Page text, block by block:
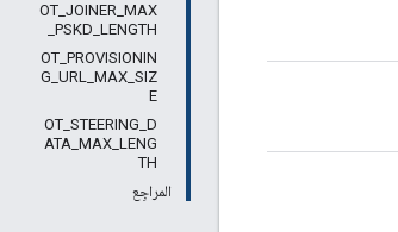
OT_JOINER_MAX
_PSKD_LENGTH
OT_PROVISIONIN
G_URL_MAX_SIZ
E
OT_STEERING_D
ATA_MAX_LENG
TH
المراجِع